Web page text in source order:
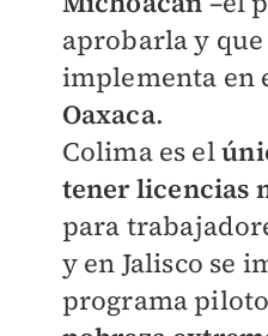
aprobarla y que
implementa en
Oaxaca.
Colima es el
tener licencias
para
y en Jalisco se
programa